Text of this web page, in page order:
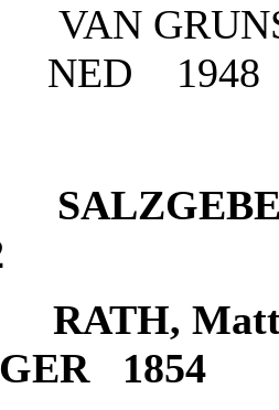
1948
1854